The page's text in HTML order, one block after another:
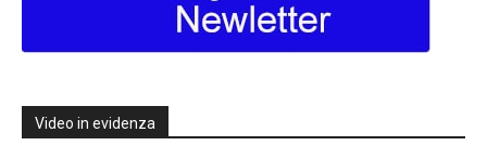
Video in evidenza